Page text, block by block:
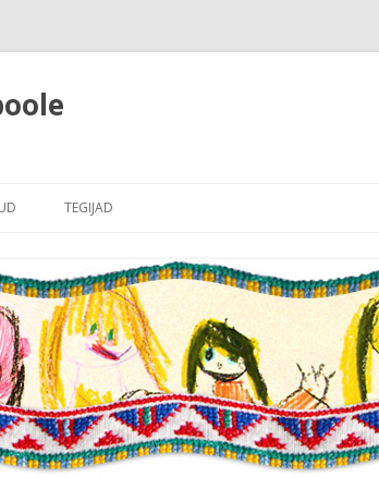
SISSEJUHATUS
NIMEKIRI
TEGIJAD